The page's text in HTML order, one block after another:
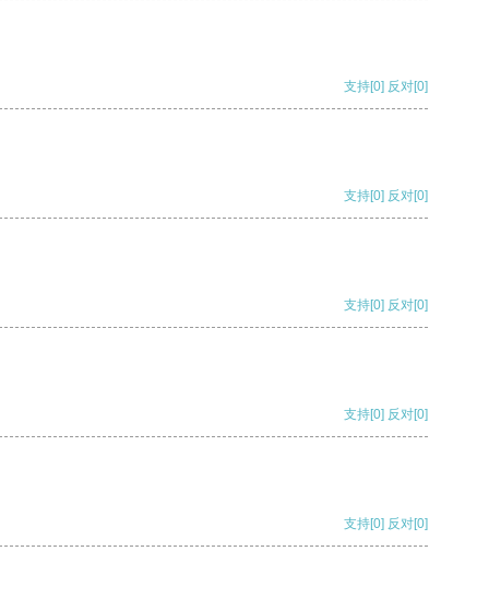
支持[0] 反对[0]
支持[0] 反对[0]
支持[0] 反对[0]
支持[0] 反对[0]
支持[0] 反对[0]